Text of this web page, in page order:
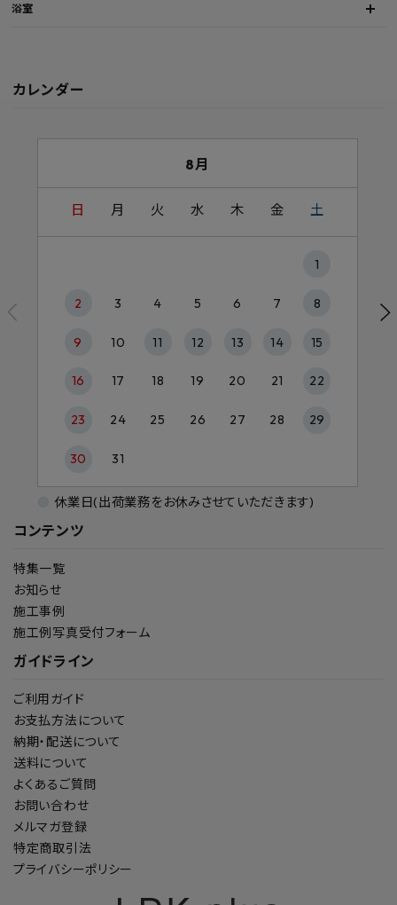
浴室
コンテンツ
特集一覧
お知らせ
施工事例
施工例写真受付フォーム
ガイドライン
ご利用ガイド
お支払方法について
納期・配送について
送料について
よくあるご質問
お問い合わせ
メルマガ登録
特定商取引法
プライバシーポリシー
カレンダー
8月
日 月 火 水 木 金 土
1
2 3 4 5 6 7 8
9 10 11 12 13 14 15
16 17 18 19 20 21 22
23 24 25 26 27 28 29
30 31
休業日(出荷業務をお休みさせていただきます)